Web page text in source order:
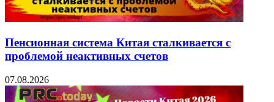
Пенсионная система Китая сталкивается с
проблемой неактивных счетов
07.08.2026